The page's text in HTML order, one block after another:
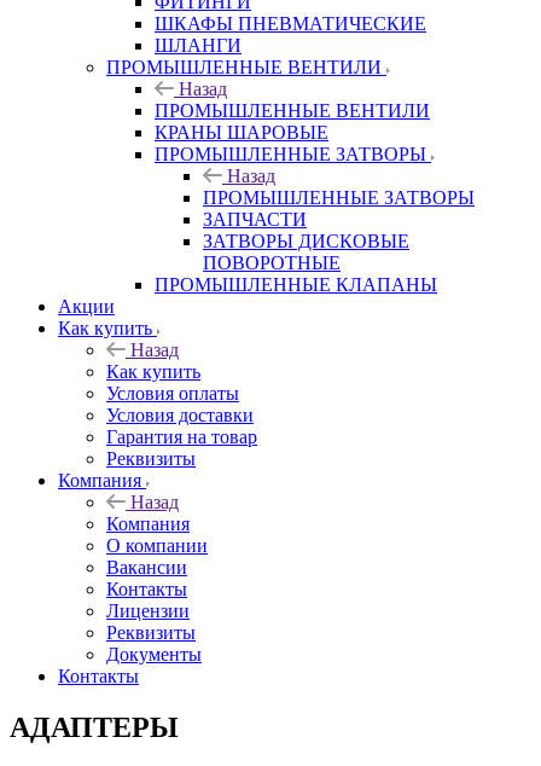
ШКАФЫ ПНЕВМАТИЧЕСКИЕ
ШЛАНГИ
ПРОМЫШЛЕННЫЕ ВЕНТИЛИ
Назад
ПРОМЫШЛЕННЫЕ ВЕНТИЛИ
КРАНЫ ШАРОВЫЕ
ПРОМЫШЛЕННЫЕ ЗАТВОРЫ
Назад
ПРОМЫШЛЕННЫЕ ЗАТВОРЫ
ЗАПЧАСТИ
ЗАТВОРЫ ДИСКОВЫЕ
ПОВОРОТНЫЕ
ПРОМЫШЛЕННЫЕ КЛАПАНЫ
Акции
Как купить
Назад
Как купить
Условия оплаты
Условия доставки
Гарантия на товар
Реквизиты
Компания
Назад
Компания
О компании
Вакансии
Контакты
Лицензии
Реквизиты
Документы
Контакты
АДАПТЕРЫ